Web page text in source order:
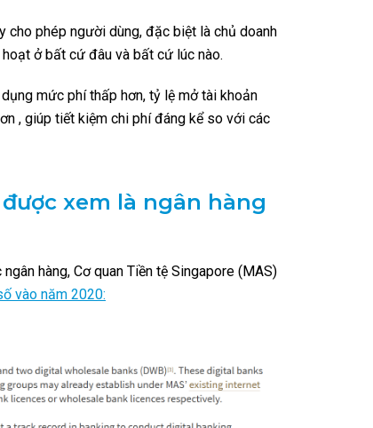
cho phép người dùng, đặc biệt là chủ doanh
ở bất cứ đâu và bất cứ lúc nào.
mức phí thấp hơn, tỷ lệ mở tài khoản
, giúp tiết kiệm chi phí đáng kể so với các
xem là ngân hàng
hàng, Cơ quan Tiền tệ Singapore (MAS)
vào năm 2020: